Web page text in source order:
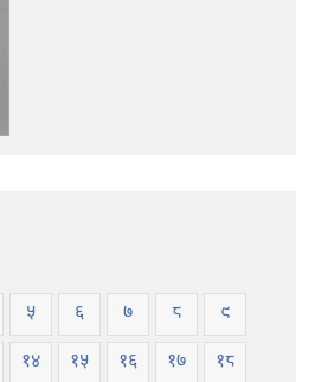
५ ६ ७ ८
९
१४ १५ १६ १७
१८